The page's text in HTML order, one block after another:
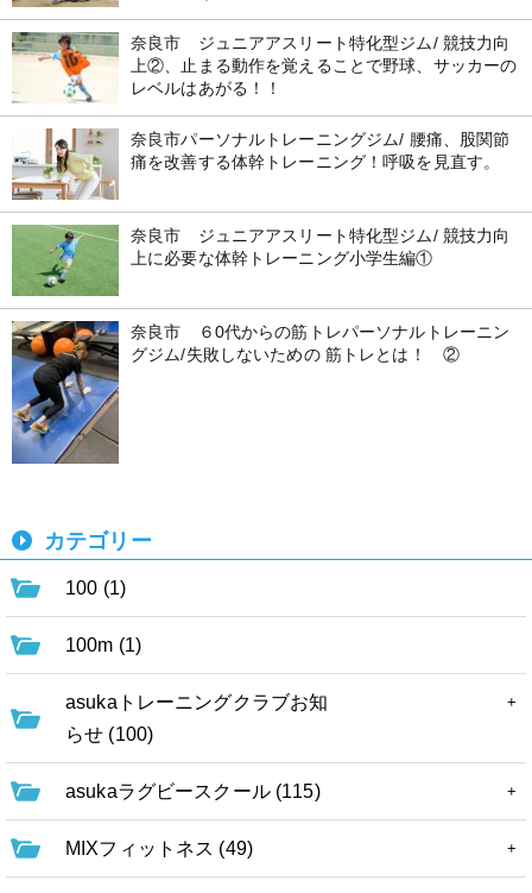
奈良市 ジュニアアスリート特化型ジム/ 競技力向
上②、止まる動作を覚えることで野球、サッカーの
レベルはあがる！！
奈良市パーソナルトレーニングジム/ 腰痛、股関節
痛を改善する体幹トレーニング！呼吸を見直す。
奈良市 ジュニアアスリート特化型ジム/ 競技力向
上に必要な体幹トレーニング小学生編①
奈良市 ６0代からの筋トレパーソナルトレーニン
グジム/失敗しないための 筋トレとは！ ②
カテゴリー
100 (1)
100m (1)
asukaトレーニングクラブお知
らせ (100)
asukaラグビースクール (115)
MIXフィットネス (49)